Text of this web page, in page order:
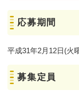
応募期間
平成31年2月12日(火
募集定員